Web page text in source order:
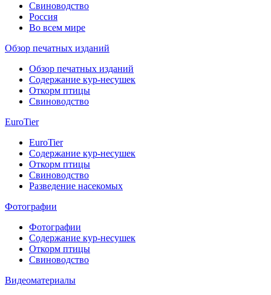
Свиноводство
Россия
Во всем мире
Обзор печатных изданий
Обзор печатных изданий
Содержание кур-несушек
Откорм птицы
Свиноводство
EuroTier
EuroTier
Содержание кур-несушек
Откорм птицы
Свиноводство
Разведение насекомых
Фотографии
Фотографии
Содержание кур-несушек
Откорм птицы
Свиноводство
Видеоматериалы